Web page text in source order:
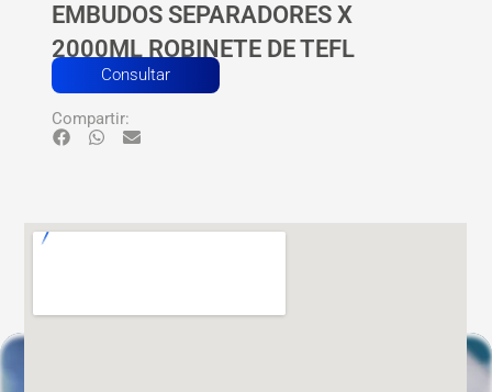
EMBUDOS SEPARADORES X
2000ML ROBINETE DE TEFL
Consultar
Compartir: